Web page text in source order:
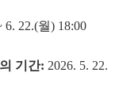
6. 22.(월) 18:00
기간: 2026. 5. 22.